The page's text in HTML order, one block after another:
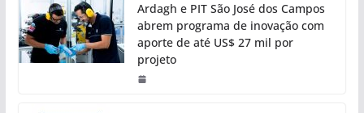
Ardagh e PIT São José dos Campos
abrem programa de inovação com
aporte de até US$ 27 mil por
projeto